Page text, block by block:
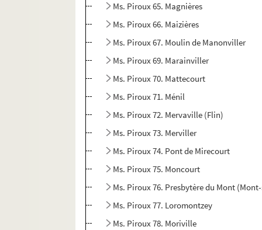
Ms. Piroux 65. Magnières
Ms. Piroux 66. Maizières
Ms. Piroux 67. Moulin de Manonviller
Ms. Piroux 69. Marainviller
Ms. Piroux 70. Mattecourt
Ms. Piroux 71. Ménil
Ms. Piroux 72. Mervaville (Flin)
Ms. Piroux 73. Merviller
Ms. Piroux 74. Pont de Mirecourt
Ms. Piroux 75. Moncourt
Ms. Piroux 76. Presbytère du Mont
Ms. Piroux 77. Loromontzey
Ms. Piroux 78. Moriville